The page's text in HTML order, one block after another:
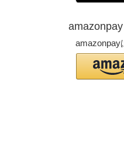
amazonpay
amazonpay